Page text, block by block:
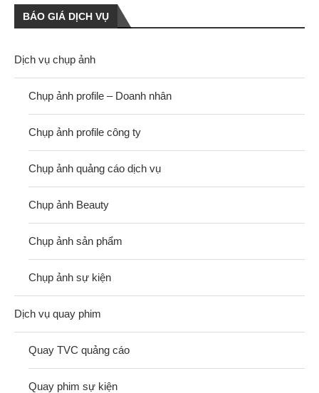
BÁO GIÁ DỊCH VỤ
Dịch vụ chụp ảnh
Chụp ảnh profile – Doanh nhân
Chụp ảnh profile công ty
Chụp ảnh quảng cáo dịch vụ
Chụp ảnh Beauty
Chụp ảnh sản phẩm
Chụp ảnh sự kiện
Dịch vụ quay phim
Quay TVC quảng cáo
Quay phim sự kiện